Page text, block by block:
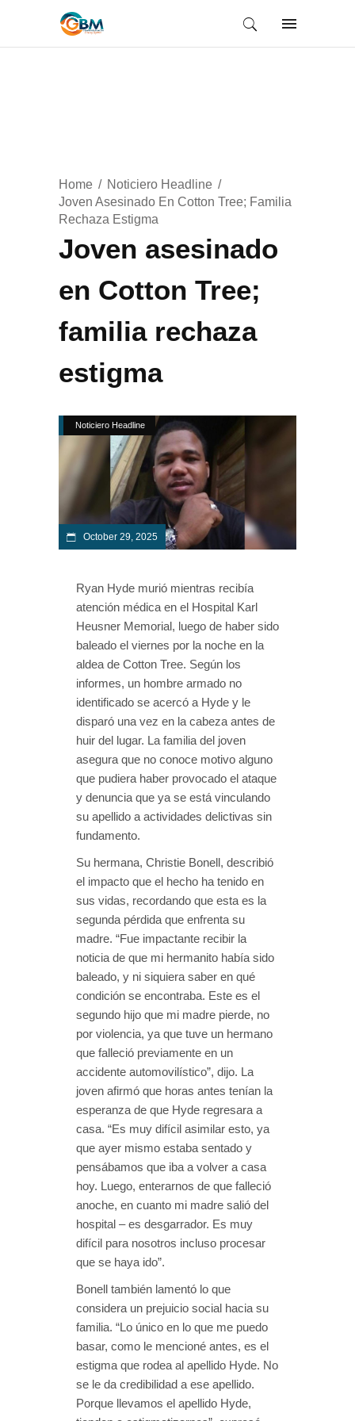
Home
Noticiero Headline
Joven Asesinado En Cotton Tree; Familia
Rechaza Estigma
Joven asesinado
en Cotton Tree;
familia rechaza
estigma
Noticiero Headline
October 29, 2025
Ryan Hyde murió mientras recibía
atención médica en el Hospital Karl
Heusner Memorial, luego de haber sido
baleado el viernes por la noche en la
aldea de Cotton Tree. Según los
informes, un hombre armado no
identificado se acercó a Hyde y le
disparó una vez en la cabeza antes de
huir del lugar. La familia del joven
asegura que no conoce motivo alguno
que pudiera haber provocado el ataque
y denuncia que ya se está vinculando
su apellido a actividades delictivas sin
fundamento.
Su hermana, Christie Bonell, describió
el impacto que el hecho ha tenido en
sus vidas, recordando que esta es la
segunda pérdida que enfrenta su
madre. “Fue impactante recibir la
noticia de que mi hermanito había sido
baleado, y ni siquiera saber en qué
condición se encontraba. Este es el
segundo hijo que mi madre pierde, no
por violencia, ya que tuve un hermano
que falleció previamente en un
accidente automovilístico”, dijo. La
joven afirmó que horas antes tenían la
esperanza de que Hyde regresara a
casa. “Es muy difícil asimilar esto, ya
que ayer mismo estaba sentado y
pensábamos que iba a volver a casa
hoy. Luego, enterarnos de que falleció
anoche, en cuanto mi madre salió del
hospital – es desgarrador. Es muy
difícil para nosotros incluso procesar
que se haya ido”.
Bonell también lamentó lo que
considera un prejuicio social hacia su
familia. “Lo único en lo que me puedo
basar, como le mencioné antes, es el
estigma que rodea al apellido Hyde. No
se le da credibilidad a ese apellido.
Porque llevamos el apellido Hyde,